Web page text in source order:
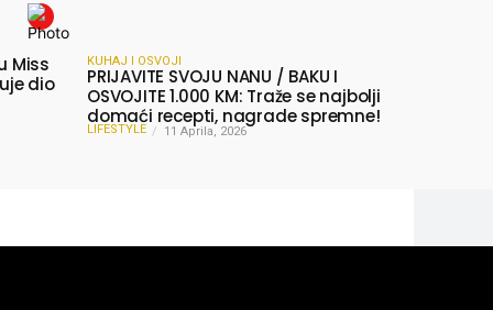
Miss
dio
KUHAJ I OSVOJI
PRIJAVITE SVOJU NANU / BAKU I
OSVOJITE 1.000 KM: Traže se najbolji
domaći recepti, nagrade spremne!
LIFESTYLE 11 Aprila, 2026